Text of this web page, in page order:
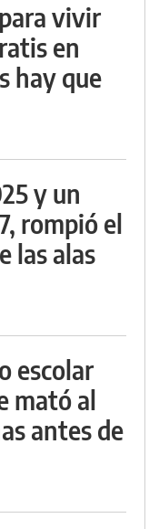
vivir
en
hay que
y un
rompió el
las alas
escolar
mató al
antes de